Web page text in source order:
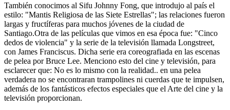
También conocimos al Sifu Johnny Fong, que introdujo al país el
estilo: "Mantis Religiosa de las Siete Estrellas"; las relaciones fueron
largas y fructíferas para muchos jóvenes de la ciudad de
Santiago.Otra de las películas que vimos en esa época fue: "Cinco
dedos de violencia" y la serie de la televisión llamada Longstreet,
con James Franciscus. Dicha serie era coreografiada en las escenas
de pelea por Bruce Lee. Menciono esto del cine y televisión, para
esclarecer que: No es lo mismo con la realidad.. en una pelea
verdadera no se encontraran trampolines ni cuerdas que te impulsen,
además de los fantásticos efectos especiales que el Arte del cine y la
televisión proporcionan.